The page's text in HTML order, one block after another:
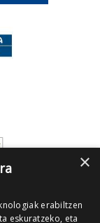
×
erabiltzen
eskuratzeko, eta